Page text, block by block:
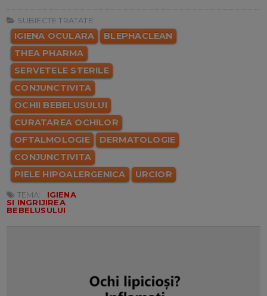
SUBIECTE TRATATE:
IGIENA OCULARA
BLEPHACLEAN
THEA PHARMA
SERVETELE STERILE
CONJUNCTIVITA
OCHII BEBELUSULUI
CURATAREA OCHILOR
OFTALMOLOGIE
DERMATOLOGIE
CONJUNCTIVITA
PIELE HIPOALERGENICA
URCIOR
TEMA:
IGIENA
SI INGRIJIREA
BEBELUSULUI